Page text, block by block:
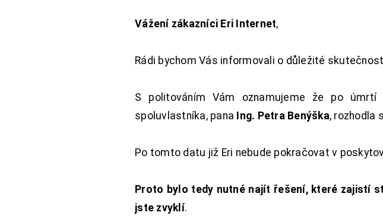
Vážení zákazníci Eri Internet,
Rádi bychom Vás informovali o důležité
S politováním Vám oznamujeme že po úmrtí
spoluvlastníka, pana Ing. Petra Benýška, rozhodla
Po tomto datu již Eri nebude pokračovat v
Proto bylo tedy nutné najít řešení, které zajistí
jste zvyklí.